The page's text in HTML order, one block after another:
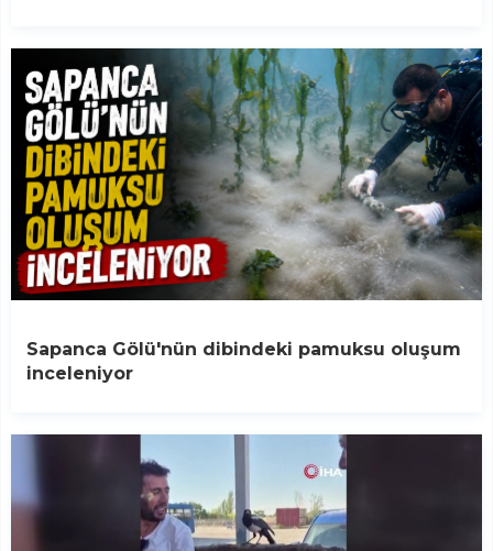
Sapanca Gölü'nün dibindeki pamuksu oluşum
inceleniyor